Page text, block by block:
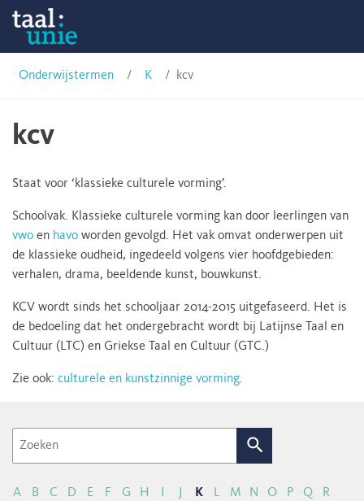
Skip
content
Onderwijstermen
K kcv
kcv
Staat voor ‘klassieke culturele vorming’.
Schoolvak. Klassieke culturele vorming kan door leerlingen van
vwo en havo worden gevolgd. Het vak omvat onderwerpen uit
de klassieke oudheid, ingedeeld volgens vier hoofdgebieden:
verhalen, drama, beeldende kunst, bouwkunst.
KCV wordt sinds het schooljaar 2014-2015 uitgefaseerd. Het is
de bedoeling dat het ondergebracht wordt bij Latijnse Taal en
Cultuur (LTC) en Griekse Taal en Cultuur (GTC.)
Zie ook: culturele en kunstzinnige vorming.
Zoek
A B C D E F G H I K L M N O P Q R